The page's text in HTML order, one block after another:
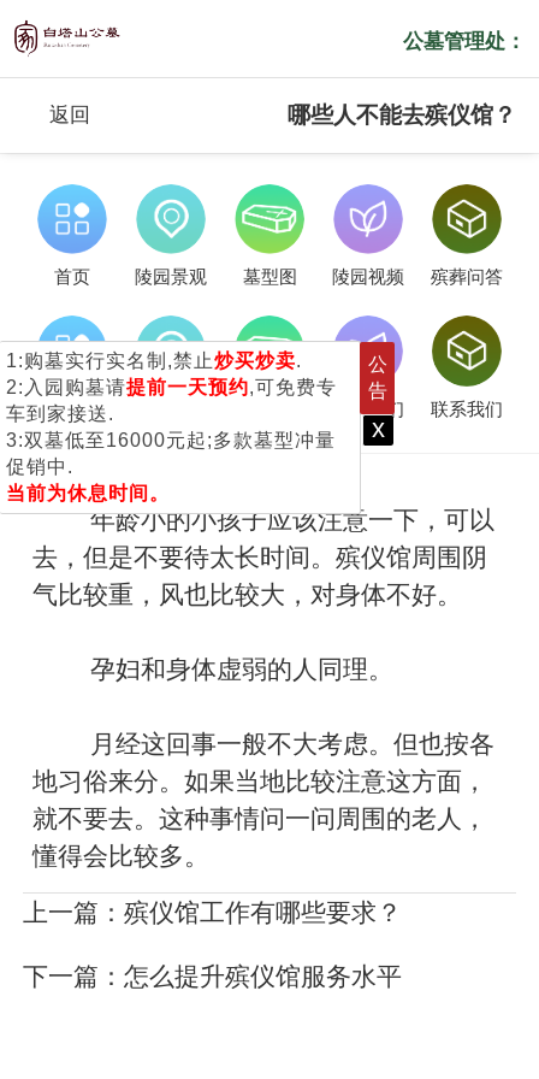
1:购墓实行实名制,禁止炒买炒卖.
2:入园购墓请提前一天预约,可免费专
车到家接送.
3:双墓低至16000元起;多款墓型冲量
促销中.
当前为休息时间。
公
告
x
公墓管理处：
返回 哪些人不能去殡仪馆？
首页 陵园景观 墓型图 陵园视频 殡葬问答
服务流程 关于我们 联系我们
年龄小的小孩子应该注意一下，可以
去，但是不要待太长时间。殡仪馆周围阴
气比较重，风也比较大，对身体不好。
孕妇和身体虚弱的人同理。
月经这回事一般不大考虑。但也按各
地习俗来分。如果当地比较注意这方面，
就不要去。这种事情问一问周围的老人，
懂得会比较多。
上一篇：殡仪馆工作有哪些要求？
下一篇：怎么提升殡仪馆服务水平